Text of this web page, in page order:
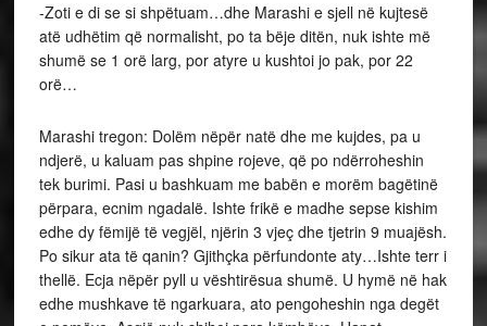
-Zoti e di se si shpëtuam…dhe Marashi e sjell në kujtesë
atë udhëtim që normalisht, po ta bëje ditën, nuk ishte më
shumë se 1 orë larg, por atyre u kushtoi jo pak, por 22
orë…
Marashi tregon: Dolëm nëpër natë dhe me kujdes, pa u
ndjerë, u kaluam pas shpine rojeve, që po ndërroheshin
tek burimi. Pasi u bashkuam me babën e morëm bagëtinë
përpara, ecnim ngadalë. Ishte frikë e madhe sepse kishim
edhe dy fëmijë të vegjël, njërin 3 vjeç dhe tjetrin 9 muajësh.
Po sikur ata të qanin? Gjithçka përfundonte aty…Ishte terr i
thellë. Ecja nëpër pyll u vështirësua shumë. U hymë në hak
edhe mushkave të ngarkuara, ato pengoheshin nga degët